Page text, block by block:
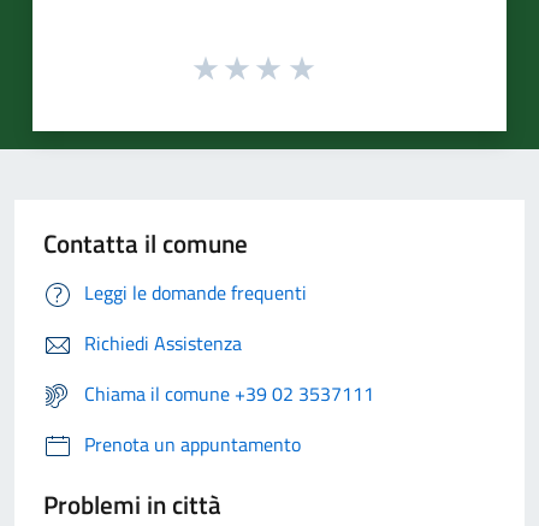
Contatta il comune
Leggi le domande frequenti
Richiedi Assistenza
Chiama il comune +39 02 3537111
Prenota un appuntamento
Problemi in città